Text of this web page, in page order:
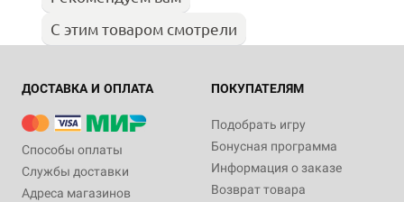
С этим товаром смотрели
ДОСТАВКА И ОПЛАТА
Способы оплаты
Службы доставки
Адреса магазинов
ПОКУПАТЕЛЯМ
Подобрать игру
Бонусная программа
Информация о заказе
Возврат товара